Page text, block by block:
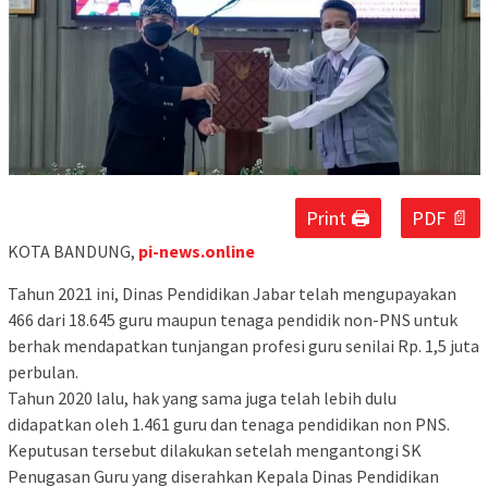
Print 🖨 PDF 📄
KOTA BANDUNG, pi-news.online
Tahun 2021 ini, Dinas Pendidikan Jabar telah mengupayakan
466 dari 18.645 guru maupun tenaga pendidik non-PNS untuk
berhak mendapatkan tunjangan profesi guru senilai Rp. 1,5 juta
perbulan.
Tahun 2020 lalu, hak yang sama juga telah lebih dulu
didapatkan oleh 1.461 guru dan tenaga pendidikan non PNS.
Keputusan tersebut dilakukan setelah mengantongi SK
Penugasan Guru yang diserahkan Kepala Dinas Pendidikan